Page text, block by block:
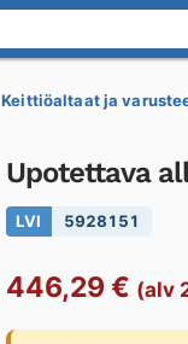
Keittiöaltaat ja
Upotettava
LVI 5928151
446,29 € (alv